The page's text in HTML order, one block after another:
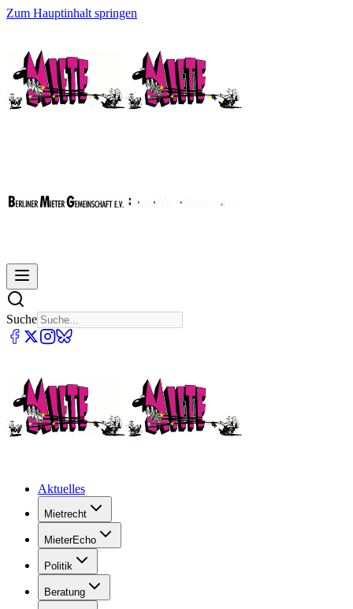
Zum Hauptinhalt springen
Suche
Aktuelles
Mietrecht
MieterEcho
Politik
Beratung